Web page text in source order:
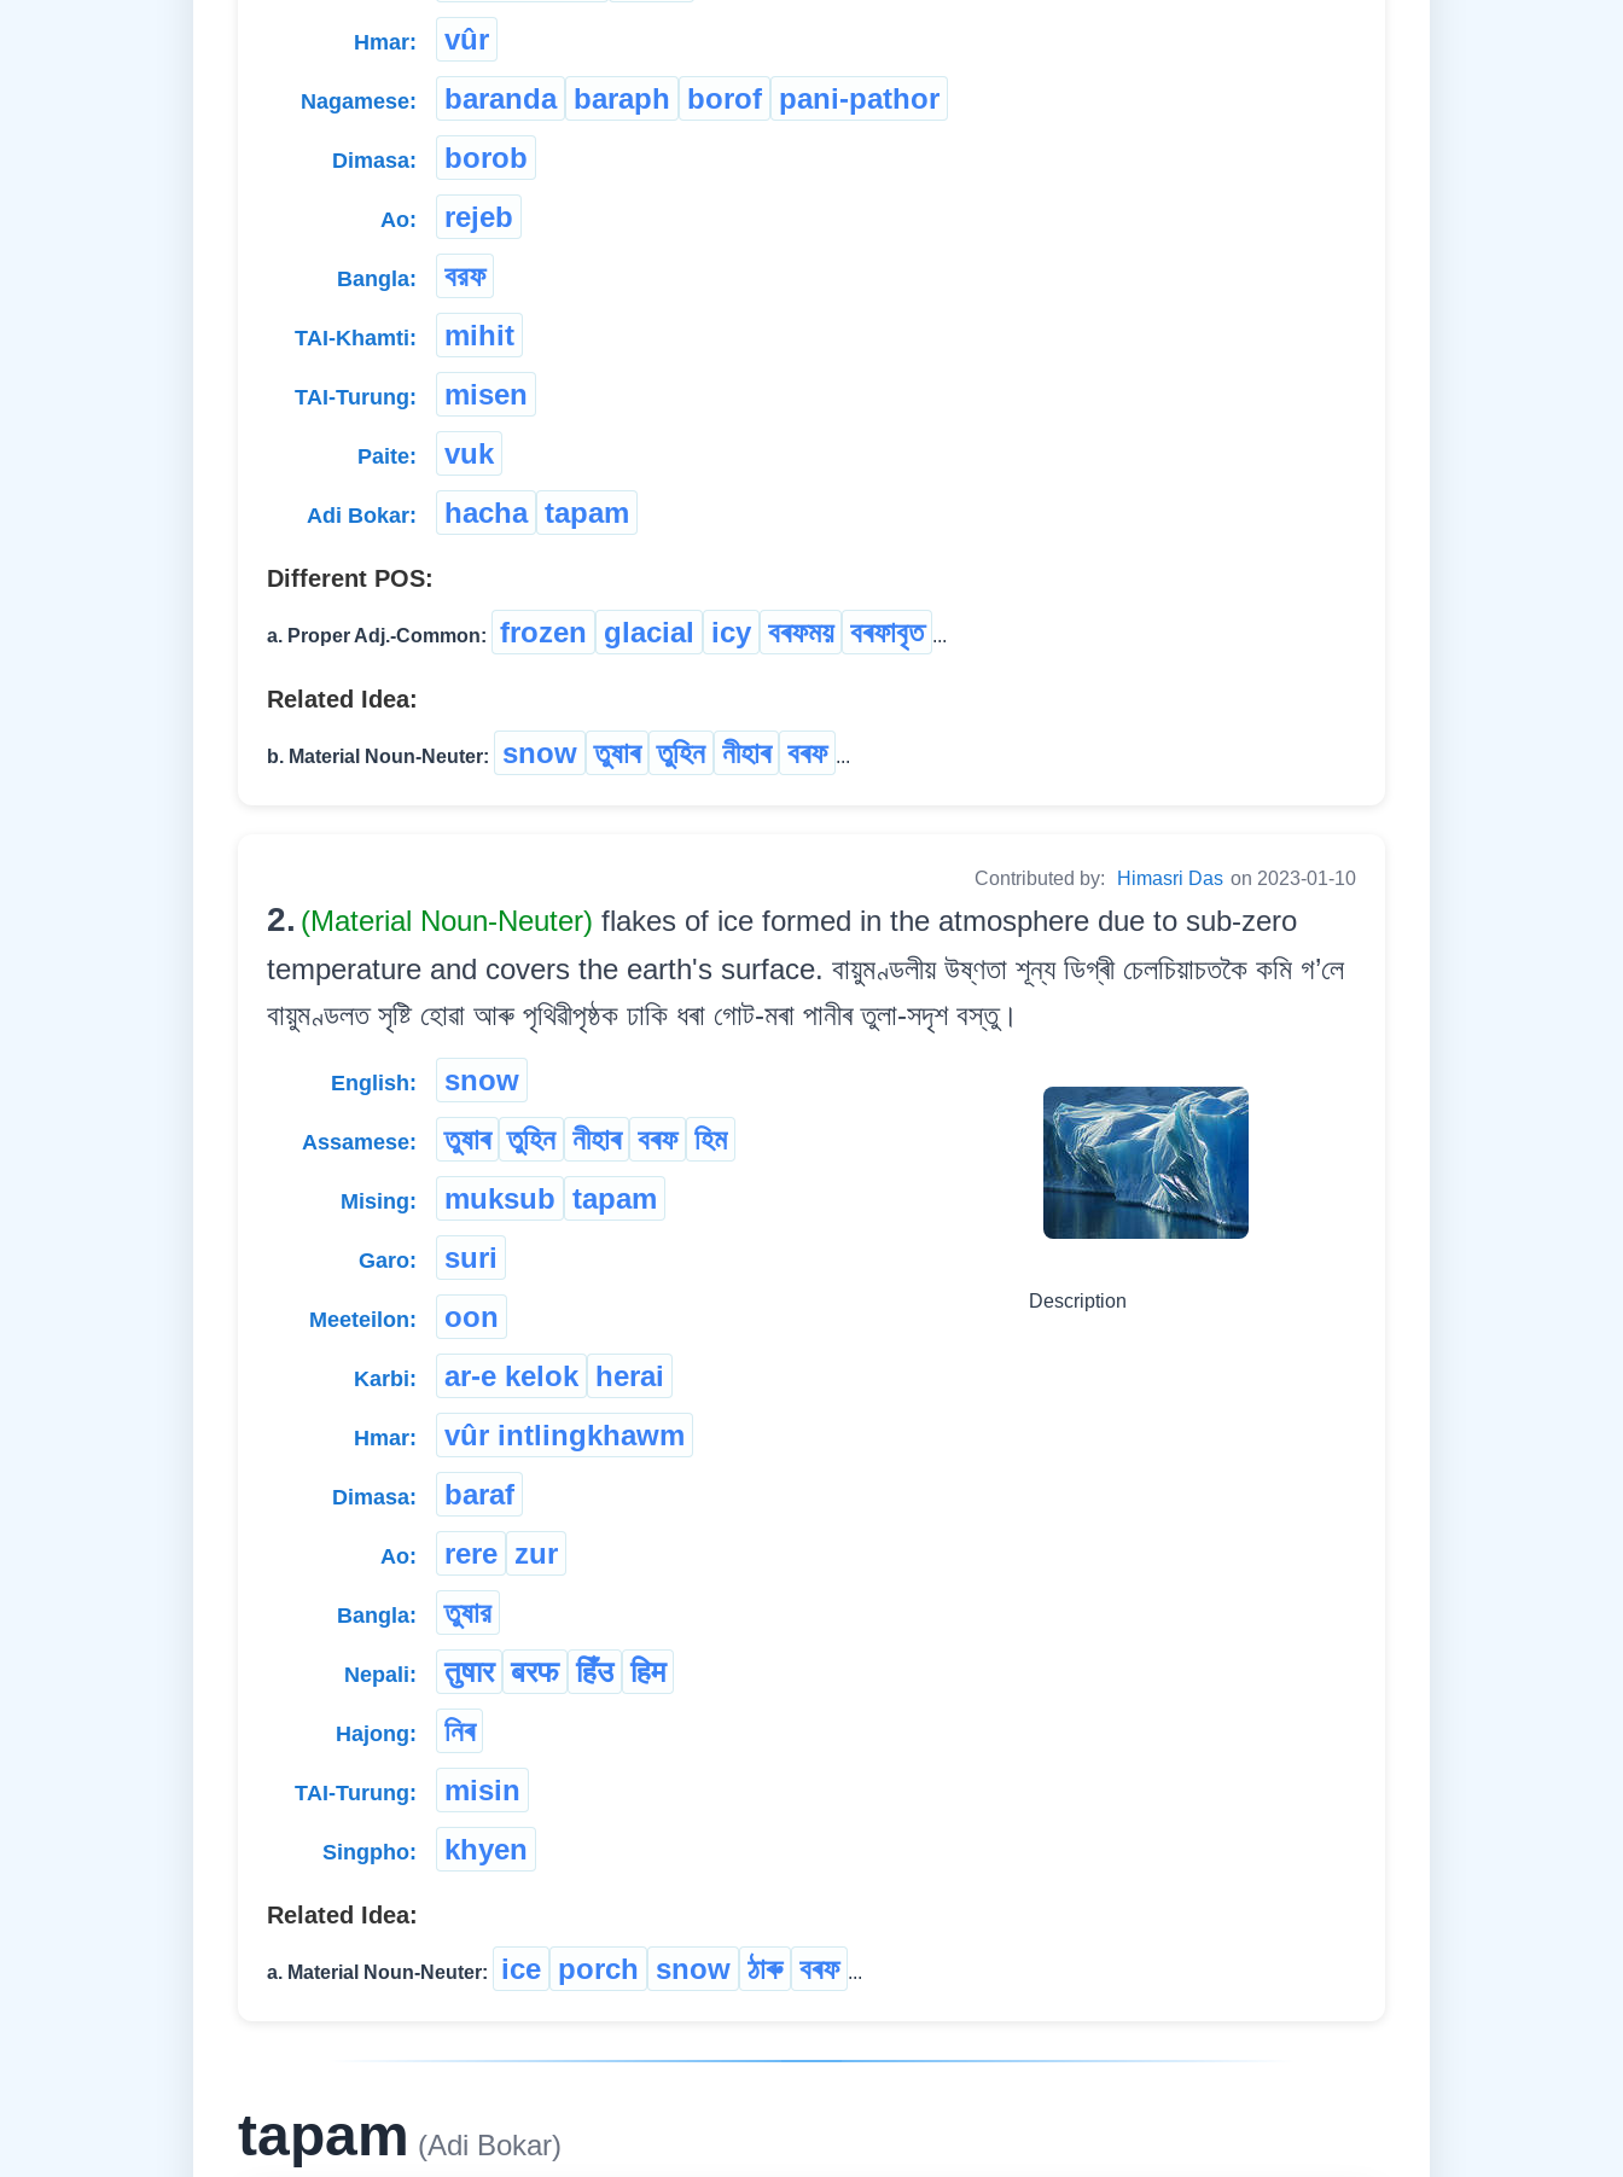
Hmar: vûr
Nagamese: baranda baraph borof pani-pathor
Dimasa: borob
Ao: rejeb
Bangla: বরফ
TAI-Khamti: mihit
TAI-Turung: misen
Paite: vuk
Adi Bokar: hacha tapam
Different POS:
a. Proper Adj.-Common: frozen glacial icy বৰফময় বৰফাবৃত ...
Related Idea:
b. Material Noun-Neuter: snow তুষাৰ তুহিন নীহাৰ বৰফ ...
Contributed by: Himasri Das on 2023-01-10
2. (Material Noun-Neuter) flakes of ice formed in the atmosphere due to sub-zero
temperature and covers the earth's surface. বায়ুমণ্ডলীয় উষ্ণতা শূন্য ডিগ্ৰী চেলচিয়াচতকৈ কমি গ’লে
বায়ুমণ্ডলত সৃষ্টি হোৱা আৰু পৃথিৱীপৃষ্ঠক ঢাকি ধৰা গোট-মৰা পানীৰ তুলা-সদৃশ বস্তু।
Description
English: snow
Assamese: তুষাৰ তুহিন নীহাৰ বৰফ হিম
Mising: muksub tapam
Garo: suri
Meeteilon: oon
Karbi: ar-e kelok herai
Hmar: vûr intlingkhawm
Dimasa: baraf
Ao: rere zur
Bangla: তুষার
Nepali: तुषार बरफ हिँउ हिम
Hajong: নিৰ
TAI-Turung: misin
Singpho: khyen
Related Idea:
a. Material Noun-Neuter: ice porch snow ঠাৰু বৰফ ...
tapam (Adi Bokar)